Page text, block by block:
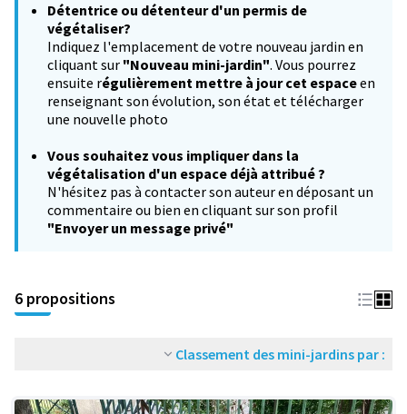
Détentrice ou détenteur d'un permis de
végétaliser?
Indiquez l'emplacement de votre nouveau jardin en
cliquant sur "Nouveau mini-jardin". Vous pourrez
ensuite régulièrement mettre à jour cet espaceen
renseignant son évolution, son état et télécharger
une nouvelle photo
Vous souhaitez vous impliquer dans la
végétalisation d'un espace déjà attribué ?
N'hésitez pas à contacter son auteur en déposant un
commentaire ou bien en cliquant sur son profil
"Envoyer un message privé"
6 propositions
Classement des mini-jardins par :